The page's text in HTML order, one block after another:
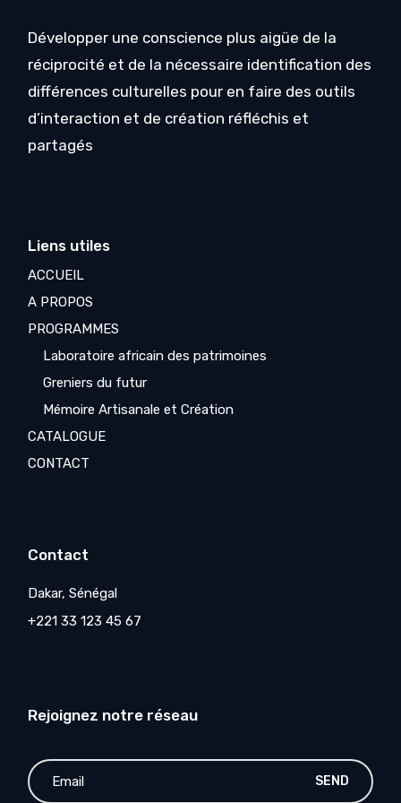
Développer une conscience plus aigüe de la
réciprocité et de la nécessaire identification des
différences culturelles pour en faire des outils
d’interaction et de création réfléchis et
partagés
Liens utiles
ACCUEIL
A PROPOS
PROGRAMMES
Laboratoire africain des patrimoines
Greniers du futur
Mémoire Artisanale et Création
CATALOGUE
CONTACT
Contact
Dakar, Sénégal
+221 33 123 45 67
Rejoignez notre réseau
SEND